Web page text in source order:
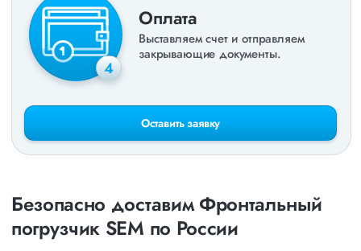
4
Оплата
Выставляем счет и отправляем
закрывающие документы.
Оставить заявку
Безопасно доставим Фронтальный
погрузчик SEM по России